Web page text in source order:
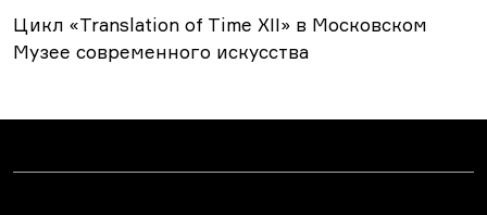
Цикл «Translation of Time XII» в Московском
Музее современного искусства